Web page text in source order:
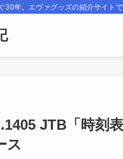
30年。エヴァグッズの紹介サイトで
JTB「時刻
ス